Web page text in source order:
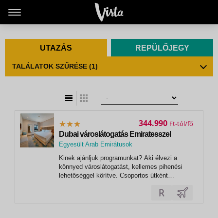
UTAZÁS REPÜLŐJEGY
TALÁLATOK SZŰRÉSE (1)
Dubai városlátogatás Emiratesszel
Egyesült Arab Emirátusok
Dubai
Kinek ajánljuk programunkat? Aki élvezi a
könnyed városlátogatást, kellemes pihenési
lehetőséggel körítve. Csoportos útként
két kirándulást tartalmaz. A fennmaradó időben
csak Önön múlik, hogy választ-e fakultatív
344.990 Ft